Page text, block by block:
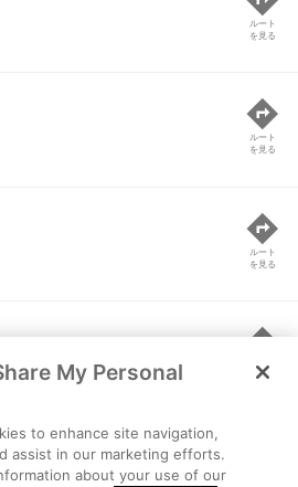
ルート
を見る
ルート
を見る
ルート
を見る
ルート
を見る
My Personal
to enhance site navigation,
assist in our marketing efforts.
about your use of our